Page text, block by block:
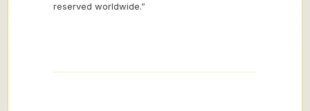
reserved worldwide.”